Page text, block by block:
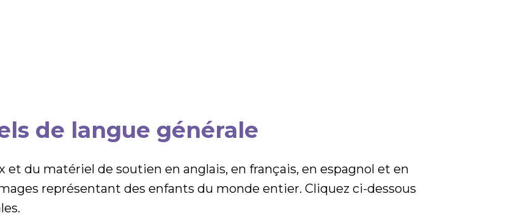
de langue générale
et du matériel de soutien en anglais, en français, en espagnol et en
représentant des enfants du monde entier. Cliquez ci-dessous